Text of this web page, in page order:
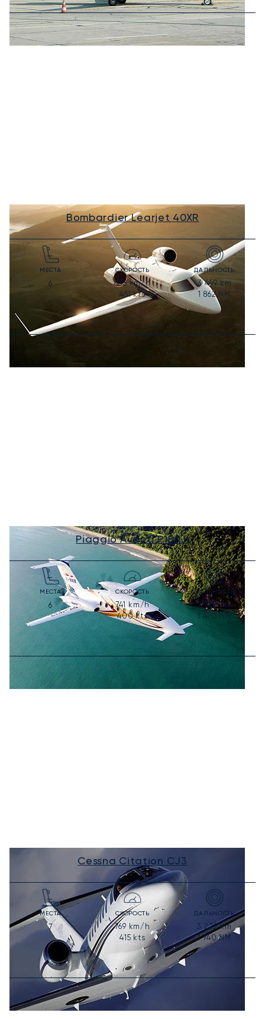
Bombardier Learjet 40XR
МЕСТА
6
СКОРОСТЬ
835km/h
451kts
ДАЛЬНОСТЬ
3 449 km
1 862NM
Piaggio Avanti P180 II
МЕСТА
6
СКОРОСТЬ
741 km/h
400kts
ДАЛЬНОСТЬ
2 722km
1 470 NM
Cessna Citation CJ3
МЕСТА
7
СКОРОСТЬ
769 km/h
415 kts
ДАЛЬНОСТЬ
3 222km
1 740 NM